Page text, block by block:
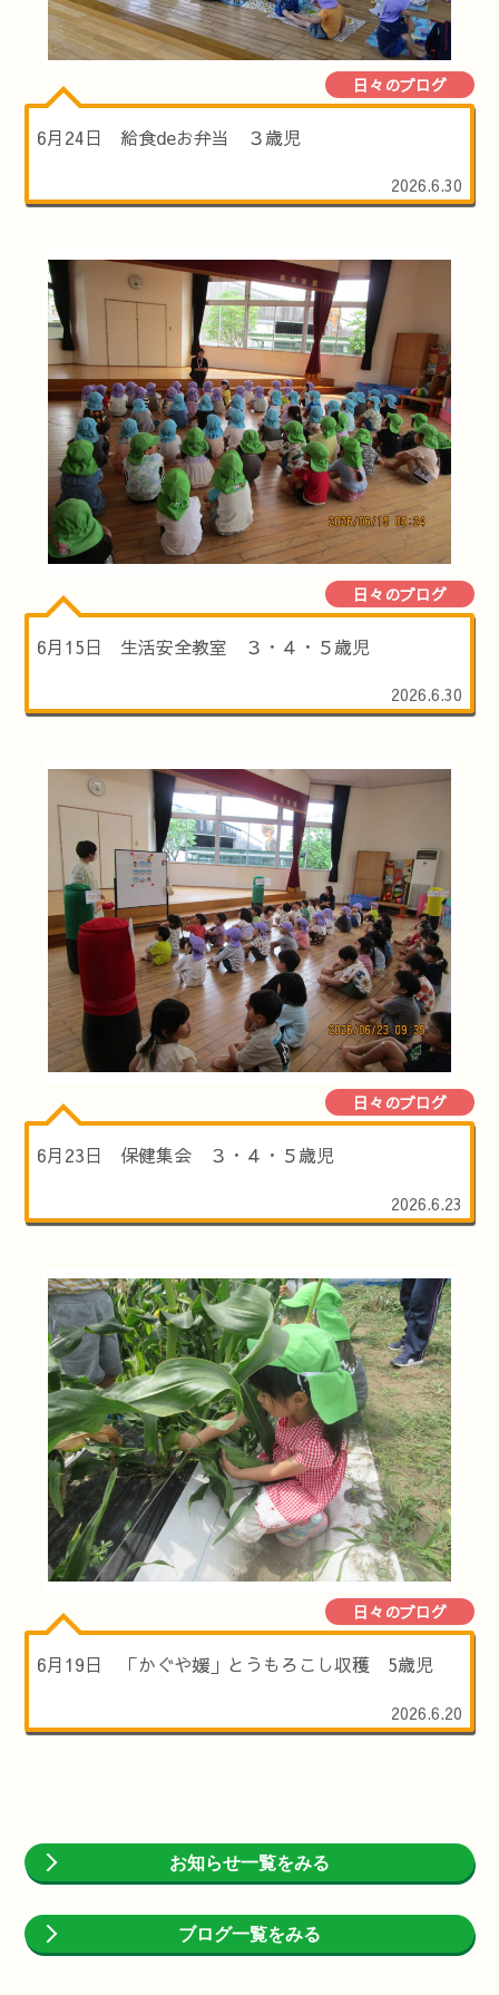
日々のブログ
6月24日 給食deお弁当 ３歳児
2026.6.30
日々のブログ
6月15日 生活安全教室 ３・４・５歳児
2026.6.30
日々のブログ
6月23日 保健集会 ３・４・５歳児
2026.6.23
日々のブログ
6月19日 「かぐや媛」とうもろこし収穫 5歳児
2026.6.20
お知らせ一覧をみる
ブログ一覧をみる